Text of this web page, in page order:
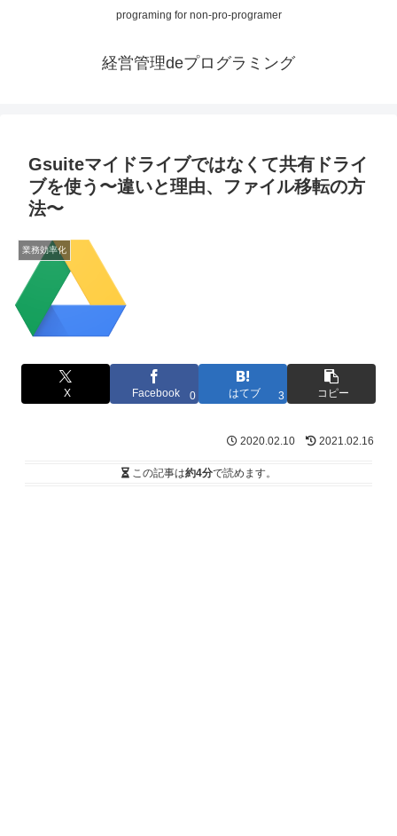
programing for non-pro-programer
経営管理deプログラミング
Gsuiteマイドライブではなくて共有ドライ
ブを使う〜違いと理由、ファイル移転の方
法〜
業務効率化
X Facebook 0 はてブ 3 コピー
2020.02.10 2021.02.16
この記事は約4分で読めます。